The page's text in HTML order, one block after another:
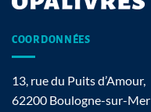
COORDONNÉES
13, rue du Puits d’Amour,
62200 Boulogne-sur-Mer